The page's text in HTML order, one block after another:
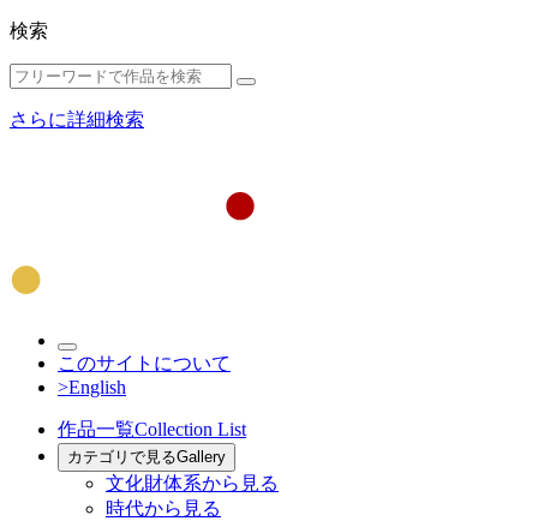
検索
さらに詳細検索
このサイトについて
>English
作品一覧Collection List
カテゴリで見るGallery
文化財体系から見る
時代から見る